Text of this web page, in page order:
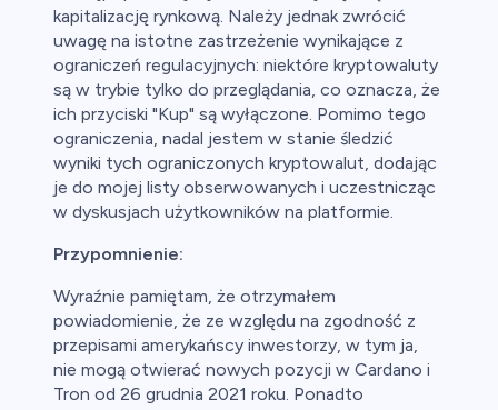
kapitalizację rynkową. Należy jednak zwrócić
uwagę na istotne zastrzeżenie wynikające z
ograniczeń regulacyjnych: niektóre kryptowaluty
są w trybie tylko do przeglądania, co oznacza, że
ich przyciski "Kup" są wyłączone. Pomimo tego
ograniczenia, nadal jestem w stanie śledzić
wyniki tych ograniczonych kryptowalut, dodając
je do mojej listy obserwowanych i uczestnicząc
w dyskusjach użytkowników na platformie.
Przypomnienie:
Wyraźnie pamiętam, że otrzymałem
powiadomienie, że ze względu na zgodność z
przepisami amerykańscy inwestorzy, w tym ja,
nie mogą otwierać nowych pozycji w Cardano i
Tron od 26 grudnia 2021 roku. Ponadto